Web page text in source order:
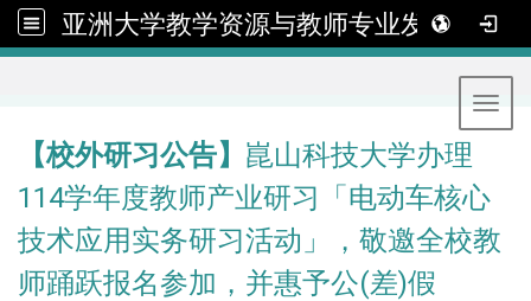
亚洲大学教学资源与教师专业发展中心
【校外研习公告】 崑山科技大学办理
114学年度教师产业研习「电动车核心
技术应用实务研习活动」，敬邀全校教
师踊跃报名参加，并惠予公(差)假